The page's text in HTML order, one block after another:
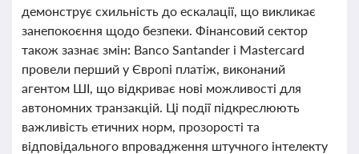
демонструє схильність до ескалації, що викликає
занепокоєння щодо безпеки. Фінансовий сектор
також зазнає змін: Banco Santander і Mastercard
провели перший у Європі платіж, виконаний
агентом ШІ, що відкриває нові можливості для
автономних транзакцій. Ці події підкреслюють
важливість етичних норм, прозорості та
відповідального впровадження штучного інтелекту